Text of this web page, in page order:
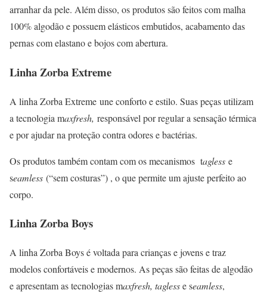
arranhar da pele. Além disso, os produtos são feitos com malha
100% algodão e possuem elásticos embutidos, acabamento das
pernas com elastano e bojos com abertura.
Linha Zorba Extreme
A linha Zorba Extreme une conforto e estilo. Suas peças utilizam
a tecnologia maxfresh, responsável por regular a sensação térmica
e por ajudar na proteção contra odores e bactérias.
Os produtos também contam com os mecanismos tagless e
seamless (“sem costuras”) , o que permite um ajuste perfeito ao
corpo.
Linha Zorba Boys
A linha Zorba Boys é voltada para crianças e jovens e traz
modelos confortáveis e modernos. As peças são feitas de algodão
e apresentam as tecnologias maxfresh, taglesse seamless,